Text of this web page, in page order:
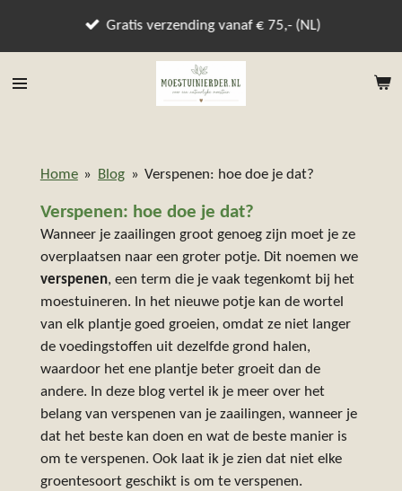
de
Gratis verzending vanaf € 75,- (NL)
Home » Blog » Verspenen: hoe doe je dat?
Verspenen: hoe doe je dat?
Wanneer je zaailingen groot genoeg zijn moet je ze
overplaatsen naar een groter potje. Dit noemen we
verspenen, een term die je vaak tegenkomt bij het
moestuineren. In het nieuwe potje kan de wortel
van elk plantje goed groeien, omdat ze niet langer
de voedingstoffen uit dezelfde grond halen,
waardoor het ene plantje beter groeit dan de
andere. In deze blog vertel ik je meer over het
belang van verspenen van je zaailingen, wanneer je
dat het beste kan doen en wat de beste manier is
om te verspenen. Ook laat ik je zien dat niet elke
groentesoort geschikt is om te verspenen.